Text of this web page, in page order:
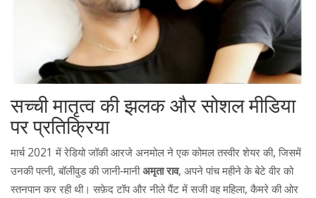
सच्ची मातृत्व की झलक और सोशल मीडिया
पर प्रतिक्रिया
मार्च 2021 में रेडियो जॉकी आरजे अनमोल ने एक कोमल तस्वीर शेयर की, जिसमें
उनकी पत्नी, बॉलीवुड की जानी‑मानीअमृता राव, अपने पांच महीने के बेटे वीर को
स्तनपान कर रही थी। सफ़ेद टॉप और नीले पैंट में सजी वह महिला, कैमरे की ओर